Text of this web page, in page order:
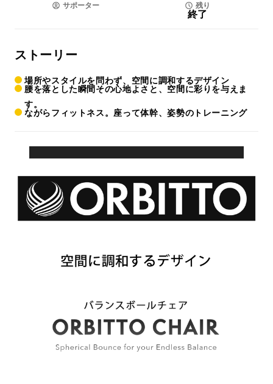
サポーター 残り
終了
ストーリー
場所やスタイルを問わず、空間に調和するデザイン
腰を落とした瞬間その心地よさと、空間に彩りを与えま
す。
ながらフィットネス。座って体幹、姿勢のトレーニング